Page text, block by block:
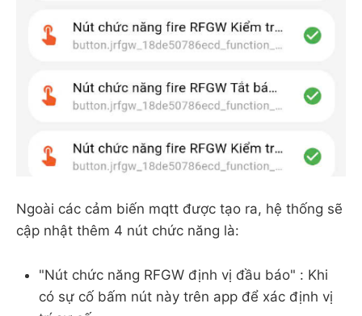
Ngoài các cảm biến mqtt được tạo ra, hệ thống sẽ
cập nhật thêm 4 nút chức năng là:
"Nút chức năng RFGW định vị đầu báo" : Khi
có sự cố bấm nút này trên app để xác định vị